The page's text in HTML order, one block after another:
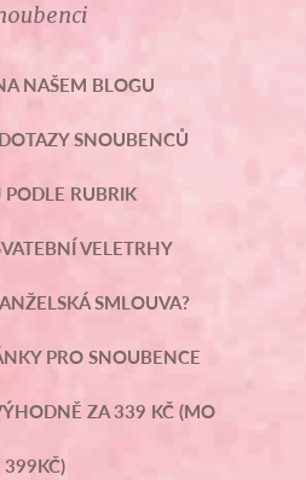
NAŠEM BLOGU
SNOUBENCŮ
PODLE RUBRIK
VELETRHY
SMLOUVA?
PRO SNOUBENCE
ZA 339 KČ (MO
399KČ)